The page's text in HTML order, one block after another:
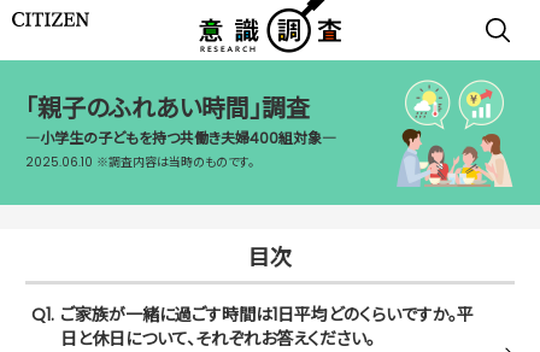
「親子のふれあい時間」調査
―小学生の子どもを持つ共働き夫婦400組対象―
2025.06.10 ※調査内容は当時のものです。
目次
Q1. ご家族が一緒に過ごす時間は1日平均どのくらいですか。平
日と休日について、それぞれお答えください。